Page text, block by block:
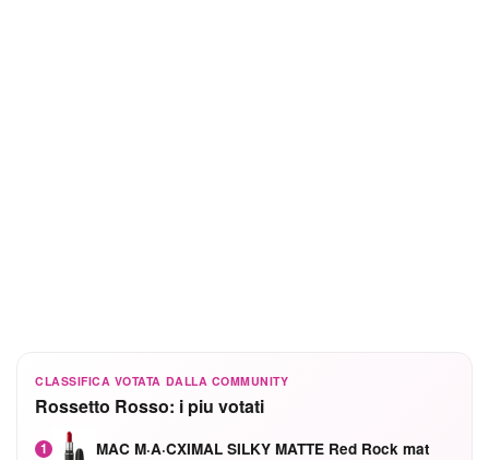
CLASSIFICA VOTATA DALLA COMMUNITY
Rossetto Rosso: i piu votati
1 MAC M·A·CXIMAL SILKY MATTE Red Rock mat